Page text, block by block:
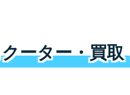
ーター・買取